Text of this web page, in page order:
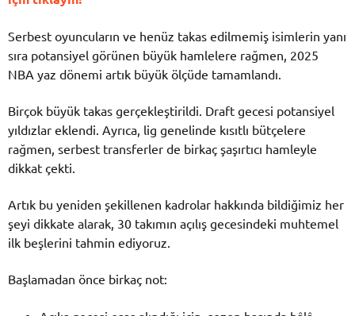
Serbest oyuncuların ve henüz takas edilmemiş isimlerin yanı
sıra potansiyel görünen büyük hamlelere rağmen, 2025
NBA yaz dönemi artık büyük ölçüde tamamlandı.
Birçok büyük takas gerçekleştirildi. Draft gecesi potansiyel
yıldızlar eklendi. Ayrıca, lig genelinde kısıtlı bütçelere
rağmen, serbest transferler de birkaç şaşırtıcı hamleyle
dikkat çekti.
Artık bu yeniden şekillenen kadrolar hakkında bildiğimiz her
şeyi dikkate alarak, 30 takımın açılış gecesindeki muhtemel
ilk beşlerini tahmin ediyoruz.
Başlamadan önce birkaç not: